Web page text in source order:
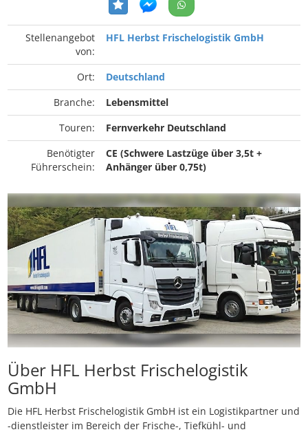
Stellenangebot
von:
HFL Herbst Frischelogistik GmbH
Ort:
Deutschland
Branche:
Lebensmittel
Touren:
Fernverkehr Deutschland
Benötigter
Führerschein:
CE (Schwere Lastzüge über 3,5t +
Anhänger über 0,75t)
Über HFL Herbst Frischelogistik
GmbH
Die HFL Herbst Frischelogistik GmbH ist ein Logistikpartner und
-dienstleister im Bereich der Frische-, Tiefkühl- und